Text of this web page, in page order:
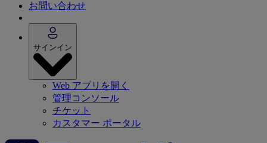
お問い合わせ
サインイン
Web アプリを開く
管理コンソール
チケット
カスタマー ポータル